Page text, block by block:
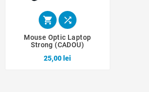
 
Mouse Optic Laptop
Strong (CADOU)
25,00 lei